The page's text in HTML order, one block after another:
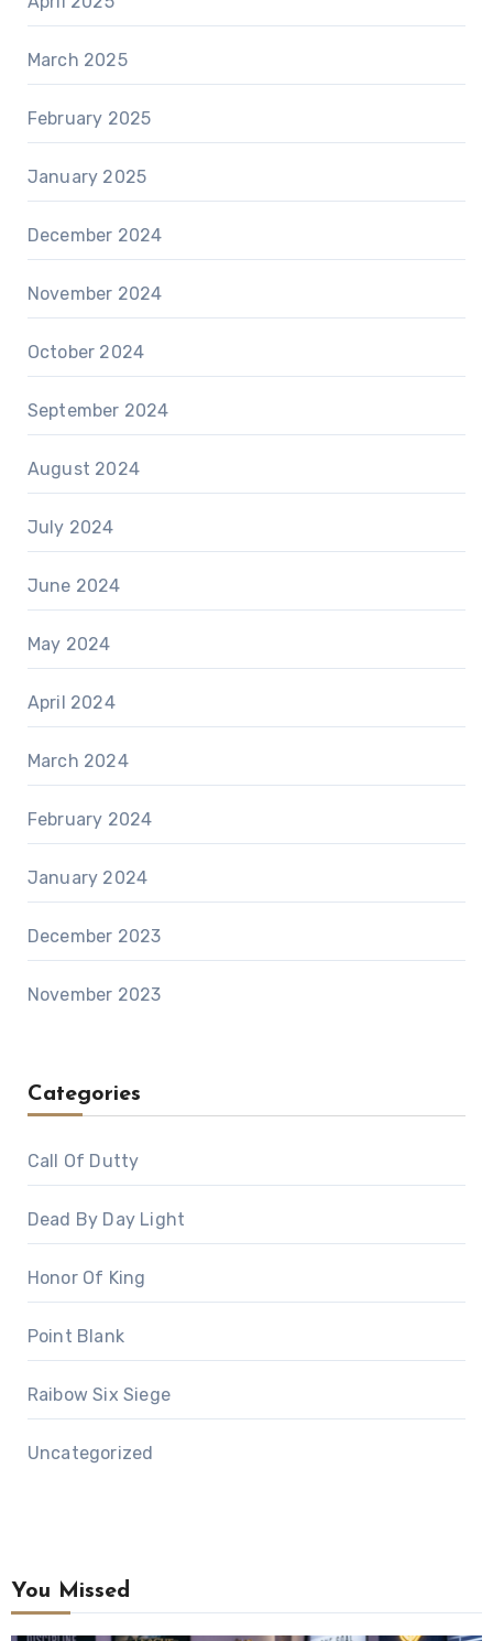
March 2025
February 2025
January 2025
December 2024
November 2024
October 2024
September 2024
August 2024
July 2024
June 2024
May 2024
April 2024
March 2024
February 2024
January 2024
December 2023
November 2023
Categories
Call Of Dutty
Dead By Day Light
Honor Of King
Point Blank
Raibow Six Siege
Uncategorized
You Missed